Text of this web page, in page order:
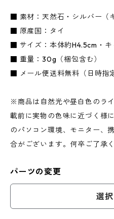
■ 素材：天然石・シルバー（
■ 原産国：タイ
■ サイズ：本体約H4.5cm・
■ 重量：30g（梱包含む）
■ メール便送料無料（日時指
※商品は自然光や昼白色のラ
載前に実物の色味に近づく様
のパソコン環境、モニター、
合がございます。何卒ご了承
パーツの変更
選